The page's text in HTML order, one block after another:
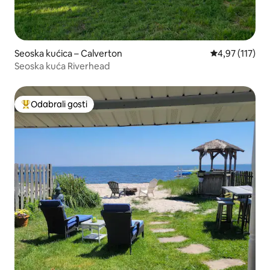
Seoska kućica – Calverton Prosječna
4,97 (117)
Seoska kuća Riverhead
Među najviše rangiranima s oznakom „Odabrali gosti”
Odabrali gosti